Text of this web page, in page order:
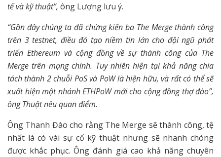
tế và kỹ thuật”, ông Lượng lưu ý.
“Gần đây chúng ta đã chứng kiến ba The Merge thành công
trên 3 testnet, điều đó tạo niềm tin lớn cho đội ngũ phát
triển Ethereum và cộng đồng về sự thành công của The
Merge trên mạng chính. Tuy nhiên hiện tại khả năng chia
tách thành 2 chuỗi PoS và PoW là hiện hữu, và rất có thể sẽ
xuất hiện một nhánh ETHPoW mới cho cộng đồng thợ đào”,
ông Thuật nêu quan điểm.
Ông Thanh Đào cho rằng The Merge sẽ thành công, tệ
nhất là có vài sự cố kỹ thuật nhưng sẽ nhanh chóng
được khắc phục. Ông đánh giá cao khả năng chuyên